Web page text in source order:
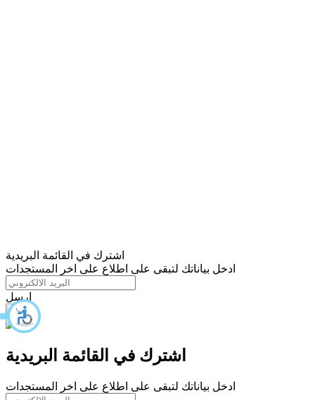
اشترك في القائمة البريدية
ادخل بياناتك لتبقى على اطلاع على اخر المستجدات
ارسل
اشترك في القائمة البريدية
ادخل بياناتك لتبقى على اطلاع على اخر المستجدات